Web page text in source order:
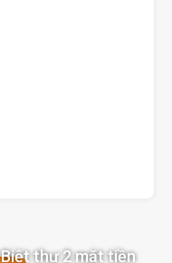
Biệt thự 2 mặt tiền